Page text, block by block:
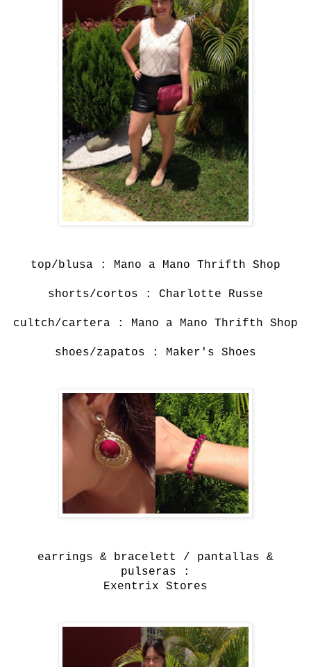
top/blusa : Mano a Mano Thrifth Shop
shorts/cortos : Charlotte Russe
cultch/cartera : Mano a Mano Thrifth Shop
shoes/zapatos : Maker's Shoes
earrings & bracelett / pantallas &
pulseras :
Exentrix Stores